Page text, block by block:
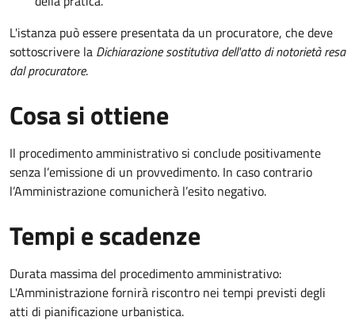
L'istanza può essere presentata da un procuratore, che deve
sottoscrivere la Dichiarazione sostitutiva dell'atto di notorietà resa
dal procuratore.
Cosa si ottiene
Il procedimento amministrativo si conclude positivamente
senza l’emissione di un provvedimento. In caso contrario
l’Amministrazione comunicherà l’esito negativo.
Tempi e scadenze
Durata massima del procedimento amministrativo:
L'Amministrazione fornirà riscontro nei tempi previsti degli
atti di pianificazione urbanistica.